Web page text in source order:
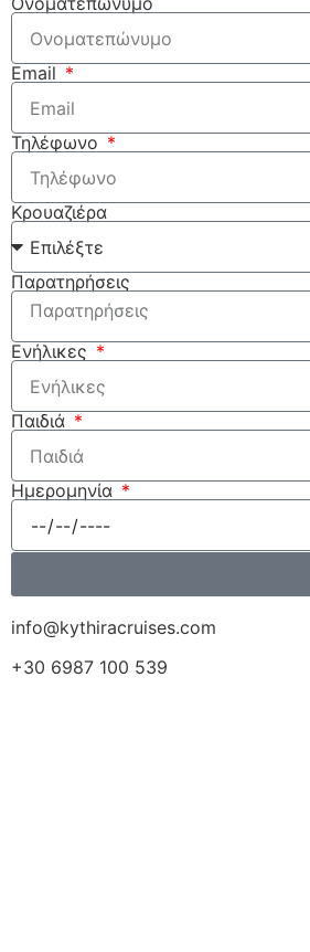
Email
Τηλέφωνο
Κρουαζιέρα
Παρατηρήσεις
Ενήλικες
Παιδιά
Ημερομηνία
info@kythiracruises.com
+30 6987 100 539